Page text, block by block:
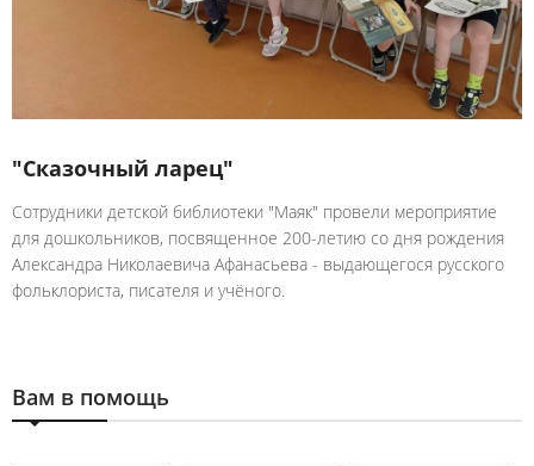
"Сказочный ларец"
Сотрудники детской библиотеки "Маяк" провели мероприятие
для дошкольников, посвященное 200-летию со дня рождения
Александра Николаевича Афанасьева - выдающегося русского
фольклориста, писателя и учёного.
Вам в помощь